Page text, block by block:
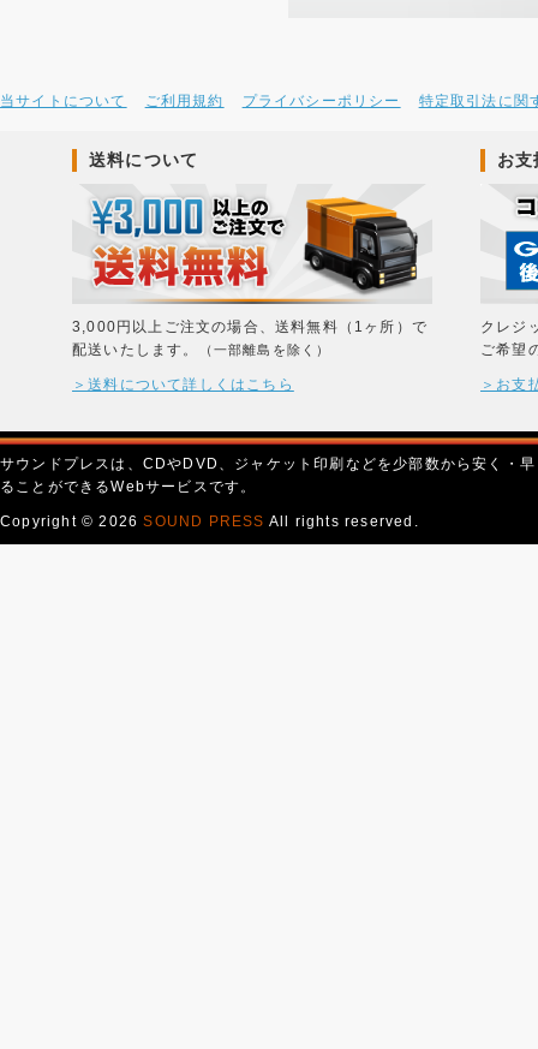
当サイトについて ご利用規約 プライバシーポリシー 特定取引法に関
送料について
3,000円以上ご注文の場合、送料無料（1ヶ所）で
配送いたします。
（一部離島を除く）
＞送料について詳しくはこちら
お
クレジ
ご希望
＞お支
サウンドプレスは、CDやDVD、ジャケット印刷などを少部数から安く・
ることができるWebサービスです。
Copyright © 2026SOUND PRESS All rights reserved.